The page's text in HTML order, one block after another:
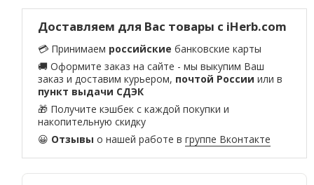
Доставляем для Вас товары с iHerb.com
💳 Принимаем российские банковские карты
🚚 Оформите заказ на сайте - мы выкупим Ваш
заказ и доставим курьером, почтой России или в
пункт выдачи СДЭК
🎁 Получите кэшбек с каждой покупки и
накопительную скидку
😀 Отзывы о нашей работе вгруппе Вконтакте